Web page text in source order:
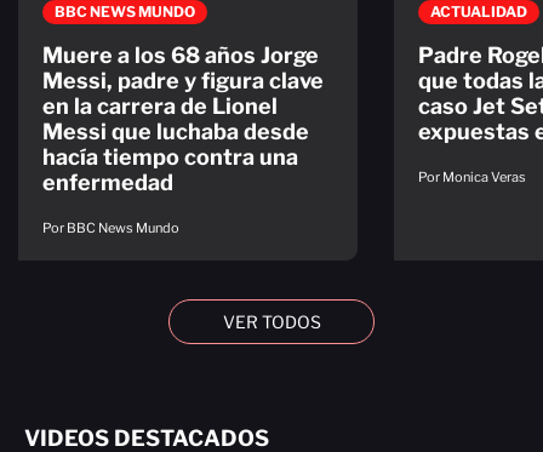
BBC NEWS MUNDO
Muere a los 68 años Jorge
Messi, padre y figura clave
en la carrera de Lionel
Messi que luchaba desde
hacía tiempo contra una
enfermedad
Por BBC News Mundo
ACTUALIDAD
Padre
que todas
caso Jet
expuestas
Por Monica Veras
VER TODOS
VIDEOS DESTACADOS